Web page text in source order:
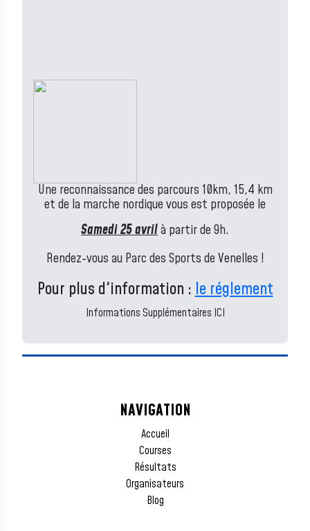
Une reconnaissance des parcours 10km, 15,4 km
et de la marche nordique vous est proposée le
Samedi 25 avrilà partir de 9h.
Rendez-vous au Parc des Sports de Venelles !
Pour plus d'information : le réglement
Informations Supplémentaires ICI
NAVIGATION
Accueil
Courses
Résultats
Organisateurs
Blog